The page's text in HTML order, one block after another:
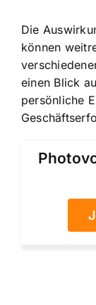
Die
können
einen Blick
persönliche